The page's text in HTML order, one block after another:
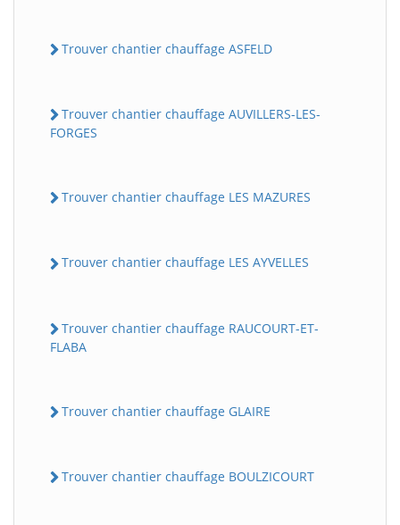
Trouver chantier chauffage ASFELD
Trouver chantier chauffage AUVILLERS-LES-
FORGES
Trouver chantier chauffage LES MAZURES
Trouver chantier chauffage LES AYVELLES
Trouver chantier chauffage RAUCOURT-ET-
FLABA
Trouver chantier chauffage GLAIRE
Trouver chantier chauffage BOULZICOURT